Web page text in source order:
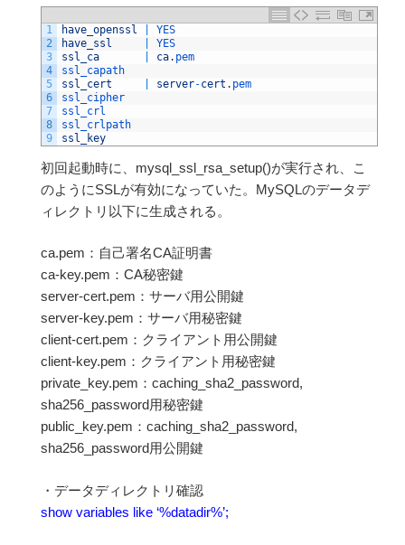
1
2
3
4
5
6
7
8
9
have_openssl
YES
have_ssl
YES
ssl_ca
ca. pem
ssl_capath
ssl_cert
server-cert . pem
ssl_cipher
ssl_crl
ssl_crlpath
ssl_key
初回起動時に、mysql_ssl_rsa_setup()が実行され、こ
のようにSSLが有効になっていた。MySQLのデータデ
ィレクトリ以下に生成される。
ca.pem：自己署名CA証明書
ca-key.pem：CA秘密鍵
server-cert.pem：サーバ用公開鍵
server-key.pem：サーバ用秘密鍵
client-cert.pem：クライアント用公開鍵
client-key.pem：クライアント用秘密鍵
private_key.pem：caching_sha2_password,
sha256_password用秘密鍵
public_key.pem：caching_sha2_password,
sha256_password用公開鍵
・データディレクトリ確認
show variables like ‘%datadir%’;